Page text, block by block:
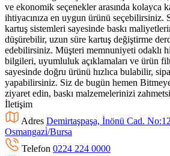
ve ekonomik seçenekler arasında kolayca
ihtiyacınıza en uygun ürünü seçebilirsiniz.
kartuş sistemleri sayesinde baskı
düşürebilir, uzun süre kartuş değiştirme
edebilirsiniz. Müşteri memnuniyeti odaklı
bilgileri, uyumluluk açıklamaları ve ürün
sayesinde doğru ürünü hızlıca bulabilir,
yapabilirsiniz. Siz de bugün hemen
ziyaret edin, baskı malzemelerinizi
İletişim
Adres Demirtaşpaşa, İnönü Cad.
Osmangazi̇/Bursa
Telefon 0224 224 0000